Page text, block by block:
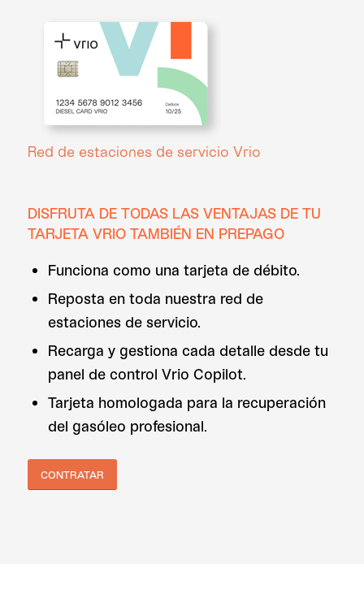
Red de estaciones de servicio Vrio
DISFRUTA DE TODAS LAS VENTAJAS DE TU
TARJETA VRIO TAMBIÉN EN PREPAGO
Funciona como una tarjeta de débito.
Reposta en toda nuestra red de
estaciones de servicio.
Recarga y gestiona cada detalle desde tu
panel de control Vrio Copilot.
Tarjeta homologada para la recuperación
del gasóleo profesional.
CONTRATAR